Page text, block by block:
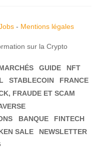
- Mentions légales
sur la Crypto
GUIDE
NFT
STABLECOIN
FRANCE
FRAUDE ET SCAM
BANQUE
FINTECH
SALE
NEWSLETTER